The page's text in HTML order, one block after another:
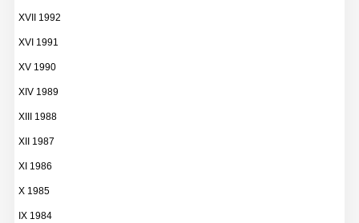
XVII 1992
XVI 1991
XV 1990
XIV 1989
XIII 1988
XII 1987
XI 1986
X 1985
IX 1984